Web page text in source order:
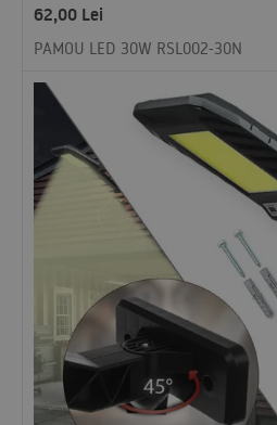
62,00 Lei
PAMOU LED 30W RSL002-30N